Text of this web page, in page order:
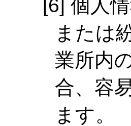
個人
または
業所内
合、容
ます。